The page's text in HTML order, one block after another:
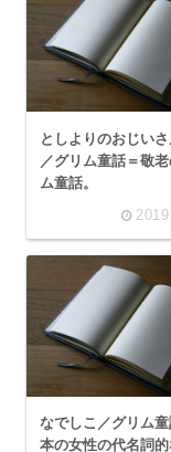
としよりのおじい
／グリム童話＝敬老
ム童話。
なでしこ／グリム童
本の女性の代名詞